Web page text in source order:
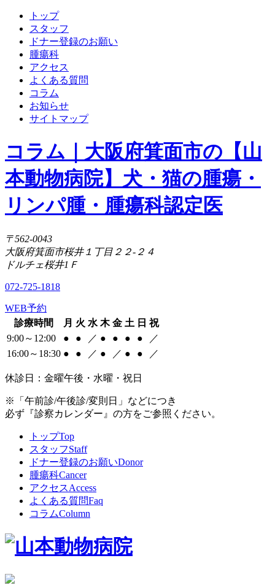
トップ
スタッフ
ドナー登録のお願い
腫瘍科
アクセス
よくある質問
コラム
お知らせ
サイトマップ
コラム｜大阪府箕面市の【山
本動物病院】犬・猫の腫瘍・
リンパ腫・腫瘍科認定医
〒562-0043
大阪府箕面市桜井１丁目２２-２４
ドルチェ桜井1Ｆ
072-725-1818
WEB予約
診療時間
月 火 水 木 金 土 日 祝
9:00～12:00
● ● ／ ● ● ● ●
／
16:00～18:30 ● ● ／ ● ／ ● ● ／
休診日：金曜午後・水曜・祝日
※「午前診/午後診/変則日」などにつき
必ず『診察カレンダー』の方をご参照ください。
トップTop
スタッフStaff
ドナー登録のお願いDonor
腫瘍科Cancer
アクセスAccess
よくある質問Faq
コラムColumn